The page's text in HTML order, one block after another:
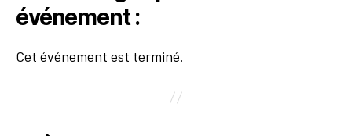
événement :
Cet événement est terminé.